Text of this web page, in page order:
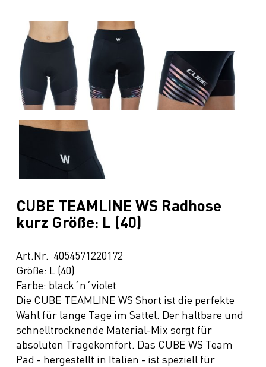
CUBE TEAMLINE WS Radhose
kurz Größe: L (40)
Art.Nr. 4054571220172
Größe: L (40)
Farbe: black´n´violet
Die CUBE TEAMLINE WS Short ist die perfekte
Wahl für lange Tage im Sattel. Der haltbare und
schnelltrocknende Material-Mix sorgt für
absoluten Tragekomfort. Das CUBE WS Team
Pad - hergestellt in Italien - ist speziell für